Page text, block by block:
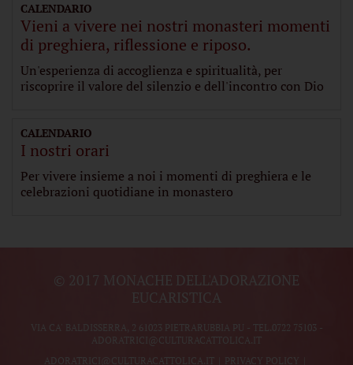
CALENDARIO
Vieni a vivere nei nostri monasteri momenti
di preghiera, riflessione e riposo.
Un'esperienza di accoglienza e spiritualità, per
riscoprire il valore del silenzio e dell'incontro con Dio
CALENDARIO
I nostri orari
Per vivere insieme a noi i momenti di preghiera e le
celebrazioni quotidiane in monastero
© 2017 MONACHE DELL'ADORAZIONE
EUCARISTICA
VIA CA' BALDISSERRA, 2 61023 PIETRARUBBIA PU - TEL. 0722 75103 -
ADORATRICI@CULTURACATTOLICA.IT
ADORATRICI@CULTURACATTOLICA.IT
PRIVACY POLICY